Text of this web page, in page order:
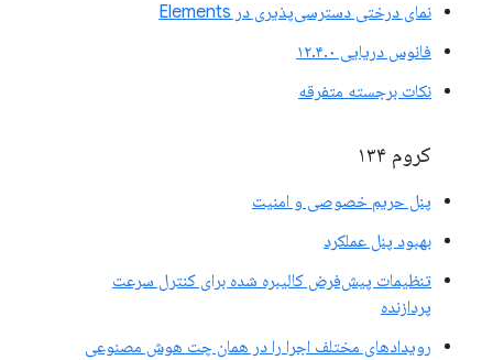
نمای درختی دسترسی‌پذیری در Elements
فانوس دریایی ۱۲.۴.۰
نکات برجسته متفرقه
کروم ۱۳۴
پنل حریم خصوصی و امنیت
بهبود پنل عملکرد
تنظیمات پیش‌فرض کالیبره شده برای کنترل سرعت
پردازنده
رویدادهای مختلف اجرا را در همان چت هوش مصنوعی